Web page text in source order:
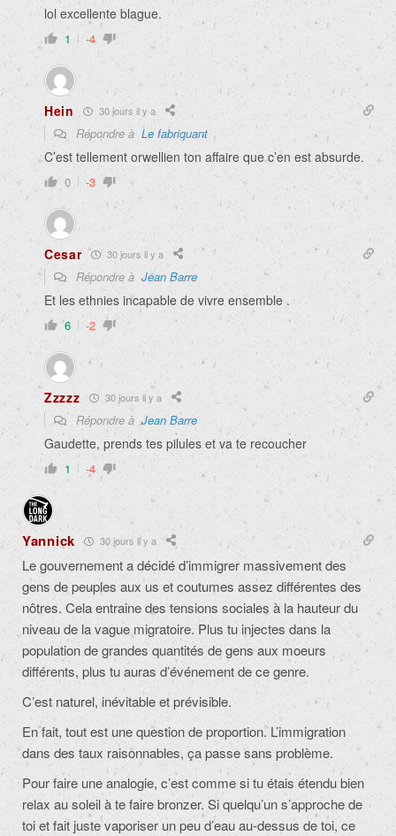
lol excellente blague.
1 -4
Hein 30 jours il y a
Répondre à Le fabriquant
C’est tellement orwellien ton affaire que c’en est absurde.
0 -3
Cesar 30 jours il y a
Répondre à Jean Barre
Et les ethnies incapable de vivre ensemble .
6 -2
Zzzzz 30 jours il y a
Répondre àJean Barre
Gaudette, prends tes pilules et va te recoucher
1 -4
Yannick 30 jours il y a
Le gouvernement a décidé d’immigrer massivement des
gens de peuples aux us et coutumes assez différentes des
nôtres. Cela entraine des tensions sociales à la hauteur du
niveau de la vague migratoire. Plus tu injectes dans la
population de grandes quantités de gens aux moeurs
différents, plus tu auras d’événement de ce genre.
C’est naturel, inévitable et prévisible.
En fait, tout est une question de proportion. L’immigration
dans des taux raisonnables, ça passe sans problème.
Pour faire une analogie, c’est comme si tu étais étendu bien
relax au soleil à te faire bronzer. Si quelqu’un s’approche de
toi et fait juste vaporiser un peu d’eau au-dessus de toi, ce